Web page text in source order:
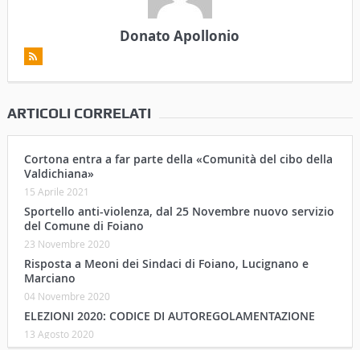
Donato Apollonio
ARTICOLI CORRELATI
Cortona entra a far parte della «Comunità del cibo della
Valdichiana»
15 Aprile 2021
Sportello anti-violenza, dal 25 Novembre nuovo servizio
del Comune di Foiano
23 Novembre 2020
Risposta a Meoni dei Sindaci di Foiano, Lucignano e
Marciano
04 Novembre 2020
ELEZIONI 2020: CODICE DI AUTOREGOLAMENTAZIONE
13 Agosto 2020